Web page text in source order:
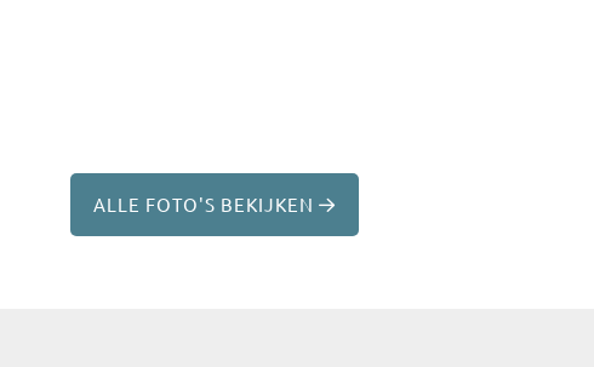
ALLE FOTO'S BEKIJKEN